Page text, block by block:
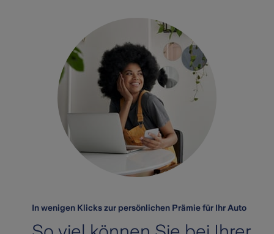
In wenigen Klicks zur persönlichen Prämie für Ihr Auto